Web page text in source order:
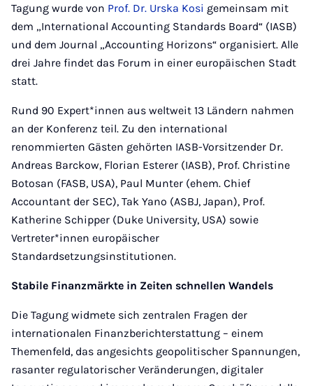
Tagung wurde von Prof. Dr. Urska Kosi gemeinsam mit
dem „International Accounting Standards Board“ (IASB)
und dem Journal „Accounting Horizons“ organisiert. Alle
drei Jahre findet das Forum in einer europäischen Stadt
statt.
Rund 90 Expert*innen aus weltweit 13 Ländern nahmen
an der Konferenz teil. Zu den international
renommierten Gästen gehörten IASB-Vorsitzender Dr.
Andreas Barckow, Florian Esterer (IASB), Prof. Christine
Botosan (FASB, USA), Paul Munter (ehem. Chief
Accountant der SEC), Tak Yano (ASBJ, Japan), Prof.
Katherine Schipper (Duke University, USA) sowie
Vertreter*innen europäischer
Standardsetzungsinstitutionen.
Stabile Finanzmärkte in Zeiten schnellen Wandels
Die Tagung widmete sich zentralen Fragen der
internationalen Finanzberichterstattung – einem
Themenfeld, das angesichts geopolitischer Spannungen,
rasanter regulatorischer Veränderungen, digitaler